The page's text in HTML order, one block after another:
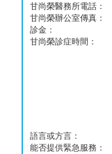
甘尚榮醫務所電話：
甘尚榮辦公室傳真：
診金：
甘尚榮診症時間：
語言或方言：
能否提供緊急服務：